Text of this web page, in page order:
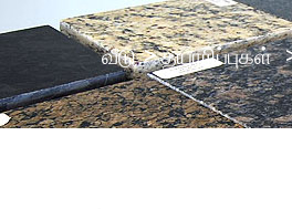
வீடு தயாரிப்புகள்